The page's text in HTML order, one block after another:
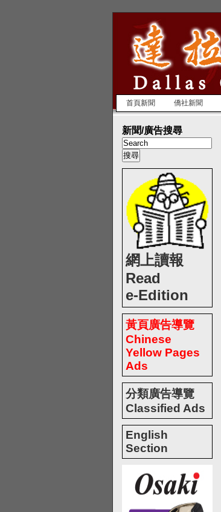
首頁新聞 僑社新聞
新聞/廣告搜尋
網上讀報
Read
e-Edition
黃頁廣告導覽
Chinese
Yellow Pages
Ads
分類廣告導覽
Classified Ads
English
Section